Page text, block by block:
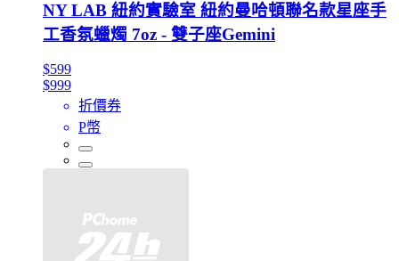
NY LAB 紐約實驗室 紐約曼哈頓聯名款星座手
工香氛蠟燭 7oz - 雙子座Gemini
$599
$999
折價券
P幣